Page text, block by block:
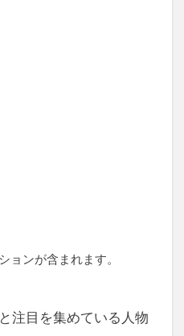
ョンが含まれます。
注目を集めている人物